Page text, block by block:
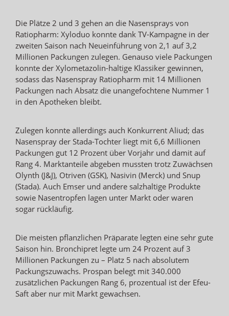
Die Plätze 2 und 3 gehen an die Nasensprays von
Ratiopharm: Xyloduo konnte dank TV-Kampagne in der
zweiten Saison nach Neueinführung von 2,1 auf 3,2
Millionen Packungen zulegen. Genauso viele Packungen
konnte der Xylometazolin-haltige Klassiker gewinnen,
sodass das Nasenspray Ratiopharm mit 14 Millionen
Packungen nach Absatz die unangefochtene Nummer 1
in den Apotheken bleibt.
Zulegen konnte allerdings auch Konkurrent Aliud; das
Nasenspray der Stada-Tochter liegt mit 6,6 Millionen
Packungen gut 12 Prozent über Vorjahr und damit auf
Rang 4. Marktanteile abgeben mussten trotz Zuwächsen
Olynth (J&J), Otriven (GSK), Nasivin (Merck) und Snup
(Stada). Auch Emser und andere salzhaltige Produkte
sowie Nasentropfen lagen unter Markt oder waren
sogar rückläufig.
Die meisten pflanzlichen Präparate legten eine sehr gute
Saison hin. Bronchipret legte um 24 Prozent auf 3
Millionen Packungen zu – Platz 5 nach absolutem
Packungszuwachs. Prospan belegt mit 340.000
zusätzlichen Packungen Rang 6, prozentual ist der Efeu-
Saft aber nur mit Markt gewachsen.